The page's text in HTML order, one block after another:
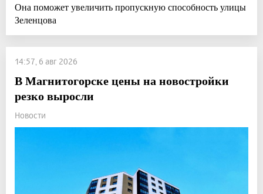
Она поможет увеличить пропускную способность улицы
Зеленцова
14:57, 6 авг 2026
В Магнитогорске цены на новостройки
резко выросли
Новости